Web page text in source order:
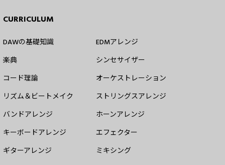
CURRICULUM
DAWの基礎知識
楽典
コード理論
リズム＆ビートメイク
バンドアレンジ
キーボードアレンジ
ギターアレンジ
EDMアレンジ
シンセサイザー
オーケストレーション
ストリングスアレンジ
ホーンアレンジ
エフェクター
ミキシング